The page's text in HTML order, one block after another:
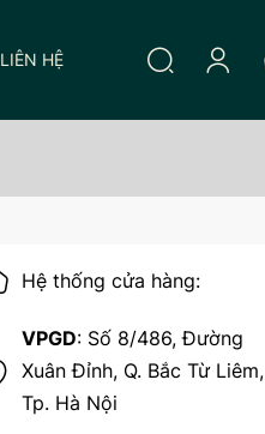
LIÊN HỆ
Hệ thống cửa hàng:
VPGD: Số 8/486, Đường
Xuân Đỉnh, Q. Bắc Từ Liêm,
Tp. Hà Nội